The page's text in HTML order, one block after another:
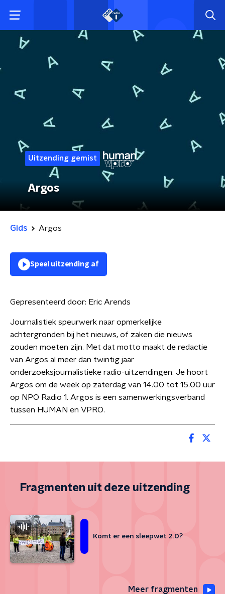
Uitzending gemist
Argos
Gids Argos
Speel uitzending af
Gepresenteerd door: Eric Arends
Journalistiek speurwerk naar opmerkelijke
achtergronden bij het nieuws, of zaken die nieuws
zouden moeten zijn. Met dat motto maakt de redactie
van Argos al meer dan twintig jaar
onderzoeksjournalistieke radio-uitzendingen. Je hoort
Argos om de week op zaterdag van 14.00 tot 15.00 uur
op NPO Radio 1. Argos is een samenwerkingsverband
tussen HUMAN en VPRO.
Fragmenten uit deze uitzending
Komt er een sleepwet 2.0?
Meer fragmenten